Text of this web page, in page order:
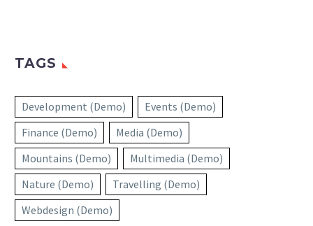
TAGS
Development (Demo)
Events (Demo)
Finance (Demo)
Media (Demo)
Mountains (Demo)
Multimedia (Demo)
Nature (Demo)
Travelling (Demo)
Webdesign (Demo)